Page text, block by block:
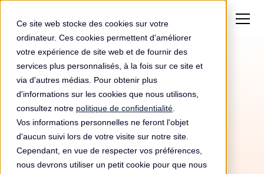
Ce site web stocke des cookies sur votre
ordinateur. Ces cookies permettent d'améliorer
votre expérience de site web et de fournir des
services plus personnalisés, à la fois sur ce site et
via d'autres médias. Pour obtenir plus
d'informations sur les cookies que nous utilisons,
consultez notre politique de confidentialité
Vos informations personnelles ne feront l'objet
d'aucun suivi lors de votre visite sur notre site.
Cependant, en vue de respecter vos préférences,
nous devrons utiliser un petit cookie pour que nous